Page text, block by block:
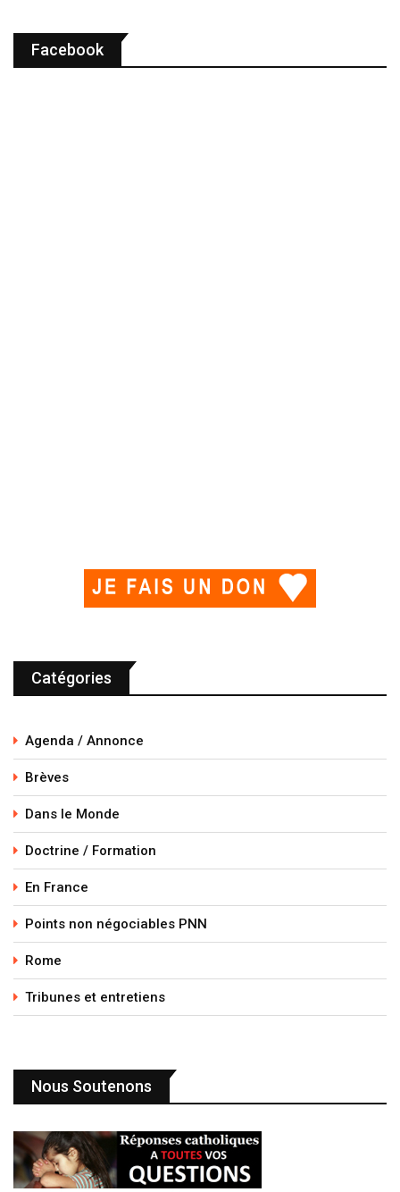
Facebook
Catégories
Agenda / Annonce
Brèves
Dans le Monde
Doctrine / Formation
En France
Points non négociables PNN
Rome
Tribunes et entretiens
Nous Soutenons